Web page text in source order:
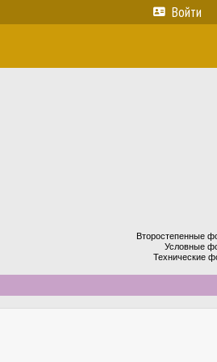
Войти
Второстепенные
Условные
Технические